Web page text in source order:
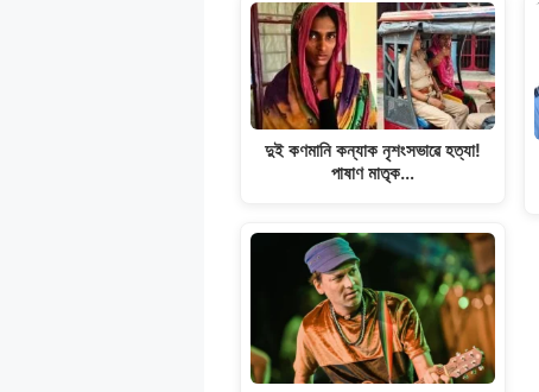
দুই কণমানি কন্যাক নৃশংসভাৱে হত্যা!
পাষাণ মাতৃক…